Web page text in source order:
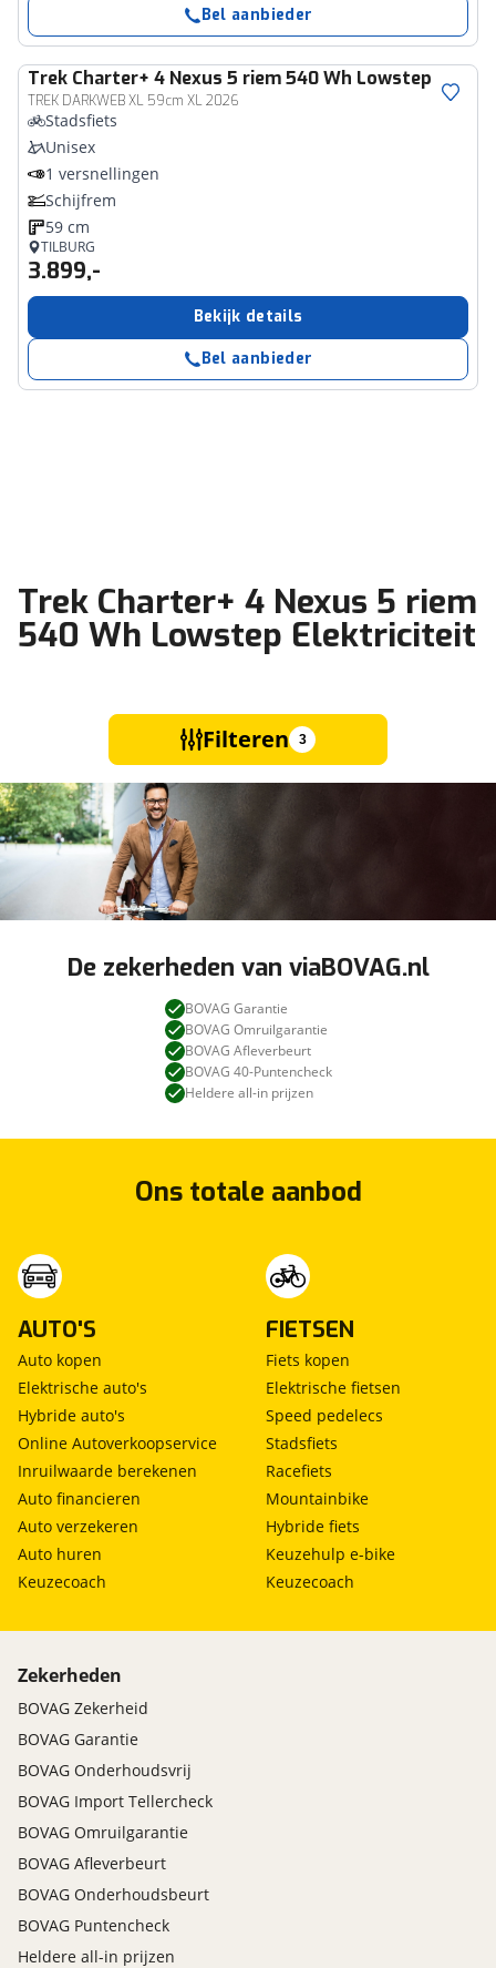
Bel aanbieder
Trek Charter+ 4 Nexus 5 riem 540 Wh Lowstep
TREK DARKWEB XL 59cm XL 2026
Stadsfiets
Unisex
1 versnellingen
Schijfrem
59 cm
TILBURG
3.899,-
Bekijk details
Bel aanbieder
Trek Charter+ 4 Nexus 5 riem
540 Wh Lowstep Elektriciteit
Filteren 3
De zekerheden van viaBOVAG.nl
BOVAG Garantie
BOVAG Omruilgarantie
BOVAG Afleverbeurt
BOVAG 40-Puntencheck
Heldere all-in prijzen
Ons totale aanbod
AUTO'S
Auto kopen
Elektrische auto's
Hybride auto's
Online Autoverkoopservice
Inruilwaarde berekenen
Auto financieren
Auto verzekeren
Auto huren
Keuzecoach
FIETSEN
Fiets kopen
Elektrische fietsen
Speed pedelecs
Stadsfiets
Racefiets
Mountainbike
Hybride fiets
Keuzehulp e-bike
Keuzecoach
Zekerheden
BOVAG Zekerheid
BOVAG Garantie
BOVAG Onderhoudsvrij
BOVAG Import Tellercheck
BOVAG Omruilgarantie
BOVAG Afleverbeurt
BOVAG Onderhoudsbeurt
BOVAG Puntencheck
Heldere all-in prijzen